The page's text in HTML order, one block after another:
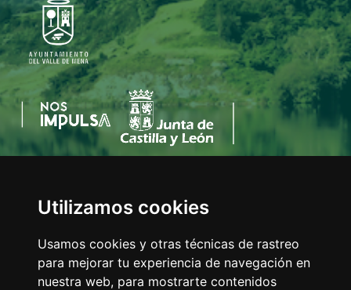
Utilizamos cookies
Usamos cookies y otras técnicas de rastreo
para mejorar tu experiencia de navegación en
nuestra web, para mostrarte contenidos
C/Eladio Bustamante, 1
Tfno:947 126 211
E-mail:info@valledemena.es